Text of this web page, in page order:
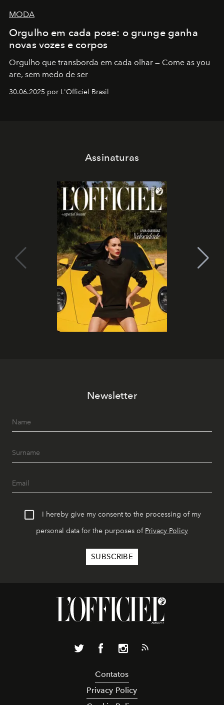
MODA
Orgulho em cada pose: o grunge ganha
novas vozes e corpos
Orgulho que transborda em cada olhar — Come as you
are, sem medo de ser
30.06.2025 por L'Officiel Brasil
Assinaturas
Newsletter
I hereby give my consent to the processing of my
personal data for the purposes of Privacy Policy
Contatos
Privacy Policy